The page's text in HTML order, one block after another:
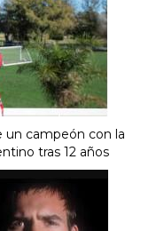
un campeón con la
tras 12 años